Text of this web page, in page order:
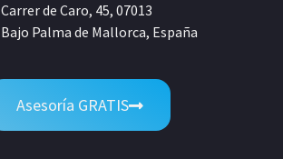
Carrer de Caro, 45, 07013
Bajo Palma de Mallorca, España
Asesoría GRATIS